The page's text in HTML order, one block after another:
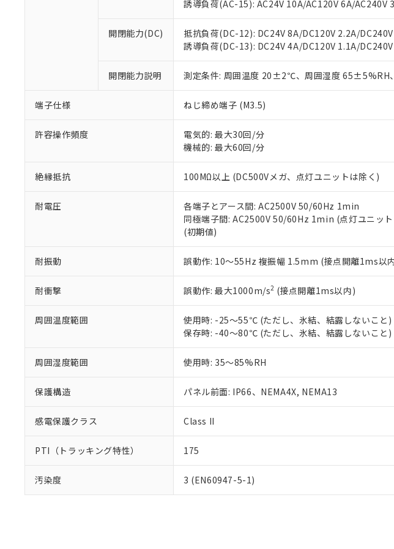
誘導負荷(AC-15): AC24V 10A/AC120V 6A/AC240V
開閉能力(DC)
抵抗負荷(DC-12): DC24V 8A/DC120V 2.2A/
誘導負荷(DC-13): DC24V 4A/DC120V 1.1A/
開閉能力説明 測定条件: 周囲温度 20±2℃、周囲湿度 65±5%RH
端子仕様 ねじ締め端子 (M3.5)
許容操作頻度
電気的: 最大30回/分
機械的: 最大60回/分
絶縁抵抗 100MΩ以上 (DC500Vメガ、点灯ユニットは除く)
耐電圧
各端子とアース間: AC2500V 50/60Hz 1min
同極端子間: AC2500V 50/60Hz 1min (点灯ユニッ
(初期値)
耐振動 誤動作: 10～55Hz 複振幅 1.5mm (接点開離1ms以
耐衝撃 誤動作: 最大1000m/s2 (接点開離1ms以内)
周囲温度範囲
使用時: -25～55℃ (ただし、氷結、結露しないこと)
保存時: -40～80℃ (ただし、氷結、結露しないこと)
周囲湿度範囲 使用時: 35～85%RH
保護構造 パネル前面: IP66、NEMA4X, NEMA13
感電保護クラス Class II
PTI（トラッキング特性） 175
汚染度 3 (EN60947-5-1)
が、当社の製品・サービスに関するお客様
※当社の共同利用者とは、"個人情報の共同
いる法人を指します。
EU RoHS指令（10物質）の非含有証明書
51物質の非含有証明書（当社基準）
※本証明書は発行日時点で非含有を証明するも
また、RoHS指令のフタル酸エステル類４物質
混在することから備考欄に対応日を記載しており
り割愛しております。
白